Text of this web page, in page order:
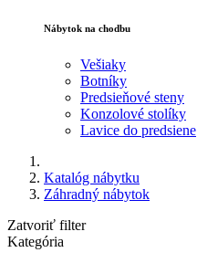
Nábytok na chodbu
Vešiaky
Botníky
Predsieňové steny
Konzolové stolíky
Lavice do predsiene
Katalóg nábytku
Záhradný nábytok
Zatvoriť filter
Kategória